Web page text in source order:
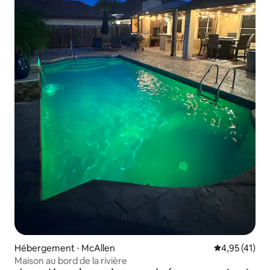
Hébergement ⋅ McAllen Évaluation
4,95 (41)
Maison au bord de la rivière